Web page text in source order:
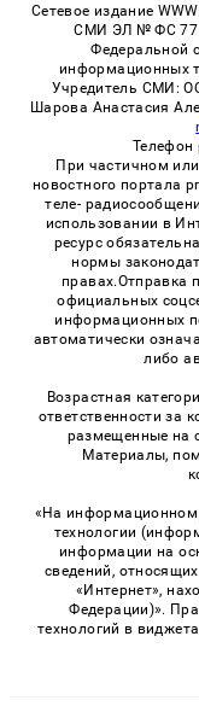
Сетевое издание
СМИ ЭЛ № ФС 77
Федеральной
информационных
Учредитель СМИ:
Шарова Анастасия
Телефон
При частичном
новостного портала
теле-
использовании в
ресурс
нормы
правах.Отправка
официальных
информационных
автоматически
либо
Возрастная
ответственности за
размещенные на
Материалы,
«На информационном
технологии
информации на
сведений,
«Интернет»,
Федерации)».
технологий в